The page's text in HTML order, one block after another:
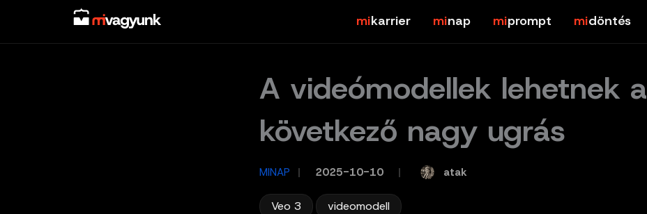
content
karrier nap prompt döntés
A videómodellek lehetnek a
következő nagy ugrás
MINAP 2025-10-10 atak
Veo 3 videomodell